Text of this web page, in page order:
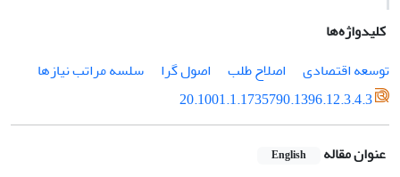
کلیدواژه‌ها
توسعه اقتصادی
اصلاح طلب اصول گرا
سلسه مراتب نیازها
20.1001.1.1735790.1396.12.3.4.3
عنوان مقاله English